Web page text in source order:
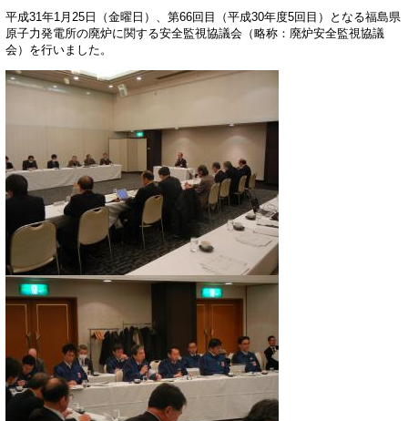
平成31年1月25日（金曜日）、第66回目（平成30年度5回目）となる福島県
原子力発電所の廃炉に関する安全監視協議会（略称：廃炉安全監視協議
会）を行いました。